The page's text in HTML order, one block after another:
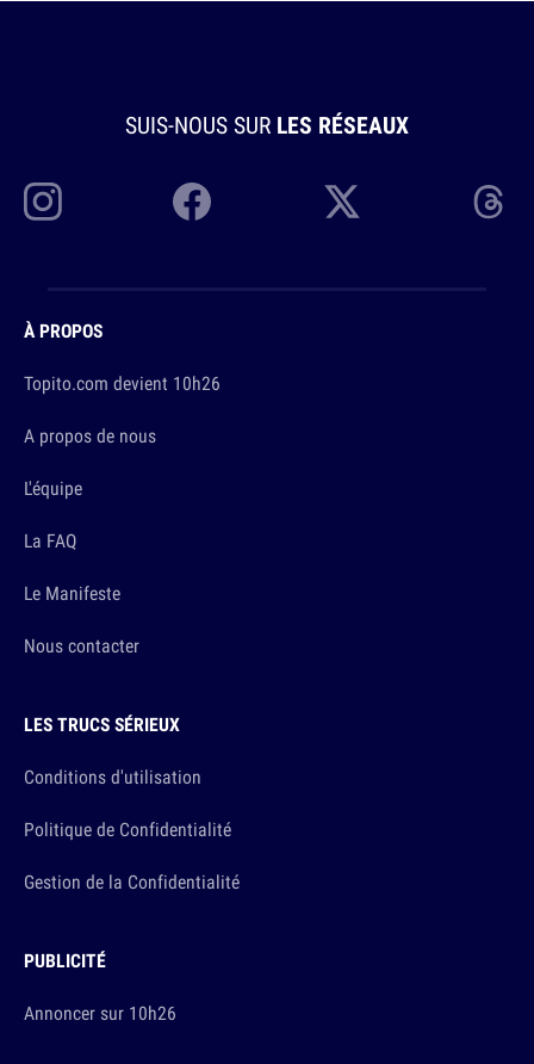
SUIS-NOUS SUR LES RÉSEAUX
À PROPOS
Topito.com devient 10h26
A propos de nous
L'équipe
La FAQ
Le Manifeste
Nous contacter
LES TRUCS SÉRIEUX
Conditions d'utilisation
Politique de Confidentialité
Gestion de la Confidentialité
PUBLICITÉ
Annoncer sur 10h26